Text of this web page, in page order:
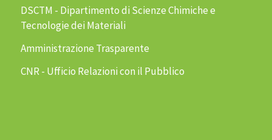
DSCTM - Dipartimento di Scienze Chimiche e
Tecnologie dei Materiali
Amministrazione Trasparente
CNR - Ufficio Relazioni con il Pubblico